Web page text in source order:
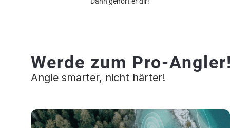
Werde zum Pro-
Angle smarter, nicht härter!